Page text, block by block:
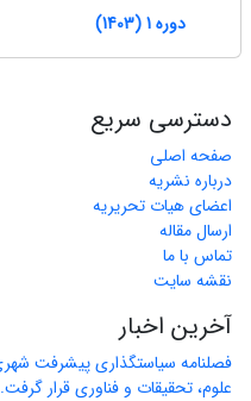
دوره 1 (1403)
دسترسی سریع
صفحه اصلی
درباره نشریه
اعضای هیات تحریریه
ارسال مقاله
تماس با ما
نقشه سایت
آخرین اخبار
علوم، تحقیقات و فناوری قرار گرفت.